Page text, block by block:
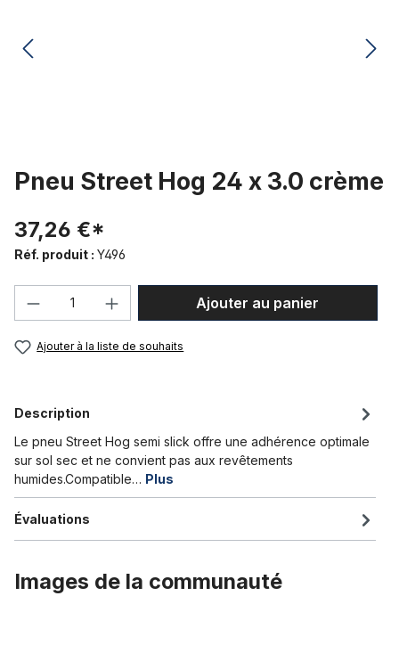
Pneu Street Hog 24 x 3.0 crème
37,26 €*
Réf. produit : Y496
Quantité de produit : Entrez la
Ajouter au panier
Ajouter à la liste de souhaits
Description
Le pneu Street Hog semi slick offre une adhérence optimale
sur sol sec et ne convient pas aux revêtements
humides.Compatible… Plus
Évaluations
Images de la communauté